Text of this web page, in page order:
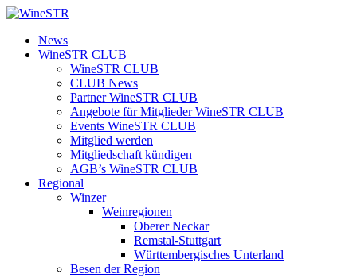
Zum
springen
WineSTR
News
WineSTR CLUB
WineSTR CLUB
CLUB News
Partner WineSTR CLUB
Angebote für Mitglieder WineSTR CLUB
Events WineSTR CLUB
Mitglied werden
Mitgliedschaft kündigen
AGB’s WineSTR CLUB
Regional
Winzer
Weinregionen
Oberer Neckar
Remstal-Stuttgart
Württembergisches Unterland
Besen der Region